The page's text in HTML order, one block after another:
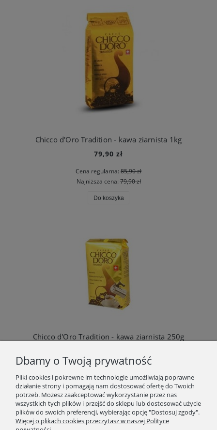
Chicco d'Oro Tradition - kawa ziarnista 1kg
79,90 zł
Cena regularna: 85,90 zł
Najniższa cena:79,90 zł
Do koszyka
Chicco d'Oro Tradition - kawa ziarnista 250g
Do koszyka
SKLEP
Dbamy o Twoją prywatność
Pliki cookies i pokrewne im technologie umożliwiają poprawne
działanie strony i pomagają nam dostosować ofertę do Twoich
potrzeb. Możesz zaakceptować wykorzystanie przez nas
wszystkich tych plików i przejść do sklepu lub dostosować użycie
plików do swoich preferencji, wybierając opcję "Dostosuj zgody".
Więcej o plikach cookies przeczytasz w naszej Polityce